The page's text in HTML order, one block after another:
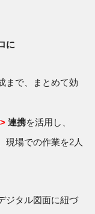
に
まで、まとめて効
連携を活用し、
現場での作業を2人
ジタル図面に紐づ